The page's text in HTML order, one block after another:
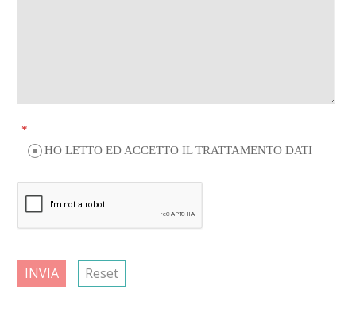
*
HO LETTO ED ACCETTO IL TRATTAMENTO DATI
INVIA Reset